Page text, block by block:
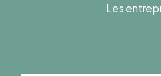
Les